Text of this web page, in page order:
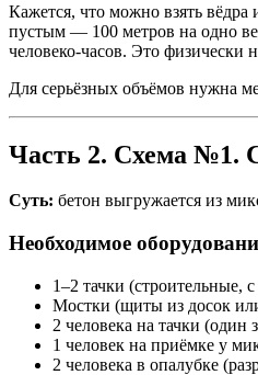
Кажется, что можно взять
пустым — 100 метров на одно
человеко-часов. Это физически
Для серьёзных объёмов нужна
Часть 2. Схема №1.
Суть: бетон выгружается из
Необходимое
1–2 тачки (строительные,
Мостки (щиты из досок
2 человека на тачки (один
1 человек на приёмке у
2 человека в опалубке